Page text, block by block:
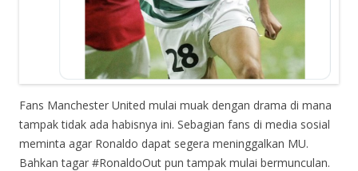
Fans Manchester United mulai muak dengan drama di mana
tampak tidak ada habisnya ini. Sebagian fans di media sosial
meminta agar Ronaldo dapat segera meninggalkan MU.
Bahkan tagar #RonaldoOut pun tampak mulai bermunculan.